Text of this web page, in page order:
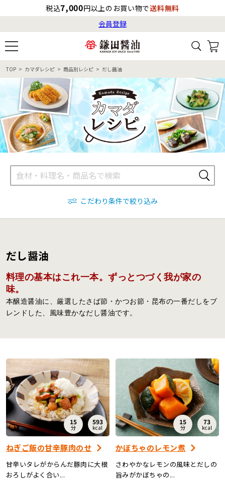
税込7,000円以上のお買い物で送料無料
会員登録
ログイン
会員登録
すべての商品一覧
商品カテゴリ
ギフト
自由な詰め合わせ
特集
ご利用ガイド 安全・安心への取り組み
よくあるご質問 サイトマップ
お電話でのお問い合わせ・ご注文
0120-46-0306
受付時間 / 8:00〜17:30（日・祝日除く）
すべてから検索
カタログ番号・記号検索
レシピ検索
TOP カマダレシピ 商品別レシピ だし醤油
こだわり条件で絞り込み
だし醤油
料理の基本はこれ一本。ずっとつづく我が家の
味。
本醸造醤油に、厳選したさば節・かつお節・昆布の一番だしをブ
レンドした、風味豊かなだし醤油です。
15
分
593
kcal
ねぎご飯の甘辛豚肉のせ
甘辛いタレがからんだ豚肉に大根
おろしがよく合い...
15
分
73
kcal
かぼちゃのレモン煮
さわやかなレモンの風味とだしの
旨みがかぼちゃの...
最短お届け日（国内）の目安
8月6日 （木） 13:00
へのお届け予定日は
8月7日（金）です。